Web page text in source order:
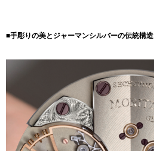
■手彫りの美とジャーマンシルバーの伝統構造